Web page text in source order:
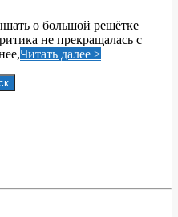
о большой решётке
не прекращалась с
Читать далее >